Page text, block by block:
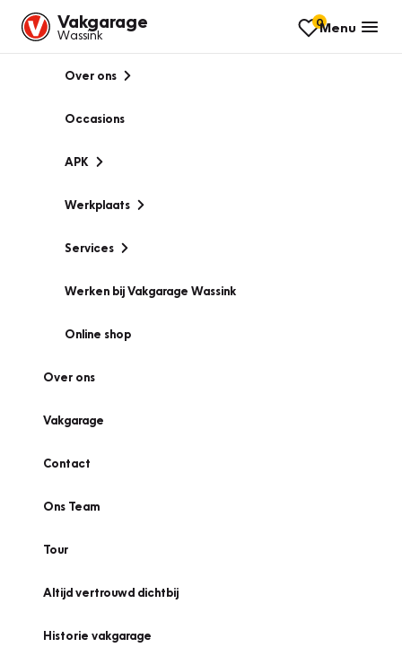
Vakgarage
Wassink
0Menu
Over ons
Occasions
APK
Werkplaats
Services
Werken bij Vakgarage Wassink
Online shop
Over ons
Vakgarage
Contact
Ons Team
Tour
Altijd vertrouwd dichtbij
Historie vakgarage